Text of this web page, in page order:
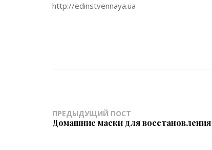
http://edinstvennaya.ua
ПРЕДЫДУЩИЙ ПОСТ
Домашние маски для